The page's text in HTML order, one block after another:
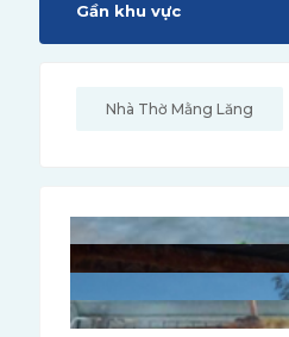
Gần khu vực
Nhà Thờ Mằng Lăng